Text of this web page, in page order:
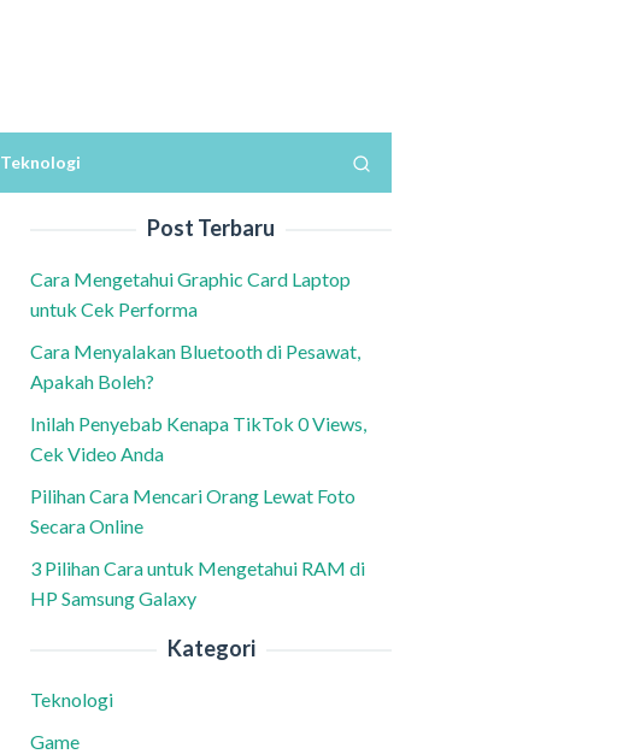
Teknologi
Post Terbaru
Cara Mengetahui Graphic Card Laptop
untuk Cek Performa
Cara Menyalakan Bluetooth di Pesawat,
Apakah Boleh?
Inilah Penyebab Kenapa TikTok 0 Views,
Cek Video Anda
Pilihan Cara Mencari Orang Lewat Foto
Secara Online
3 Pilihan Cara untuk Mengetahui RAM di
HP Samsung Galaxy
Kategori
Teknologi
Game